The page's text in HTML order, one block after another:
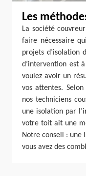
Les
La société
faire nécessaire
projets d’isolation
d’intervention est
voulez avoir un
vos attentes.
nos techniciens
une isolation par
votre toit ait une
Notre conseil : une
vous avez des